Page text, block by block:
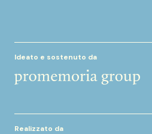
Ideato e sostenuto da
Realizzato da